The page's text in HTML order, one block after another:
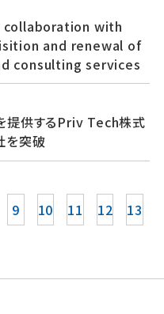
with
and renewal of
consulting services
提供するPriv Tech株式
を突破
9 10 11 12 13